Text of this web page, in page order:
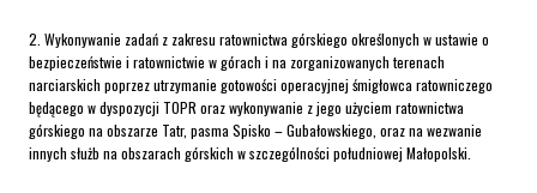
2. Wykonywanie zadań z zakresu ratownictwa górskiego określonych w ustawie o
bezpieczeństwie i ratownictwie w górach i na zorganizowanych terenach
narciarskich poprzez utrzymanie gotowości operacyjnej śmigłowca ratowniczego
będącego w dyspozycji TOPR oraz wykonywanie z jego użyciem ratownictwa
górskiego na obszarze Tatr, pasma Spisko – Gubałowskiego, oraz na wezwanie
innych służb na obszarach górskich w szczególności południowej Małopolski.